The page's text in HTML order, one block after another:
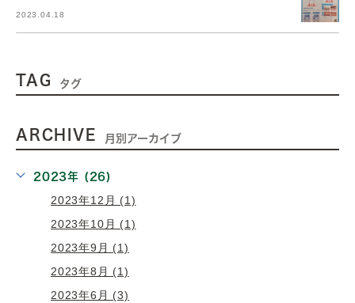
2023.04.18
TAG タグ
ARCHIVE 月別アーカイブ
2023年 (26)
2023年12月 (1)
2023年10月 (1)
2023年9月 (1)
2023年8月 (1)
2023年6月 (3)